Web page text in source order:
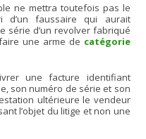
ne mettra toutefois pas le
d’un faussaire qui aurait
série d’un revolver fabriqué
une arme de catégorie
une facture identifiant
son numéro de série et son
ultérieure le vendeur
l’objet du litige et non une